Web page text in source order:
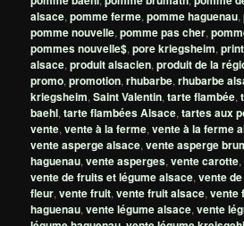
alsace,pomme ferme,pomme haguenau,
pomme nouvelle,pomme pas cher,
pommes nouvelle$,pore kriegsheim,
alsace,produit alsacien,produit de la
promo,promotion,rhubarbe,rhubarbe
kriegsheim,Saint Valentin,tarte flambée,
baehl,tarte flambées Alsace,tartes aux
vente,vente à la ferme,vente à la ferme
vente asperge alsace,vente asperge
haguenau,vente asperges,vente carotte,
vente de fruits et légume alsace,vente
fleur,vente fruit,vente fruit alsace,vente
haguenau,vente légume alsace,vente